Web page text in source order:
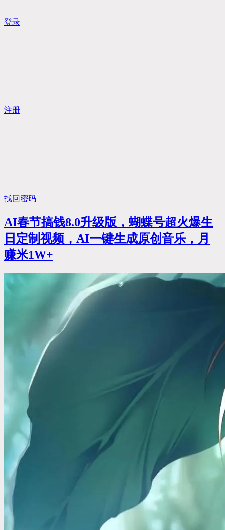
登录
注册
找回密码
AI春节搞钱8.0升级版，蝴蝶号超火爆生
日定制视频，AI一键生成原创音乐，月
赚米1W+